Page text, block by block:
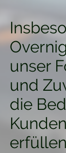
unser
und
die